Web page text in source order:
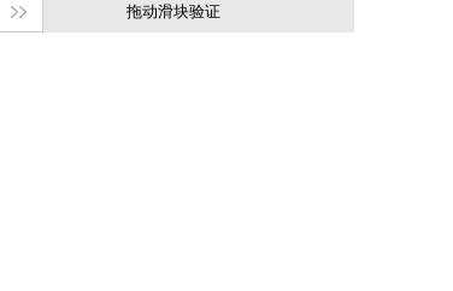
拖动滑块验证